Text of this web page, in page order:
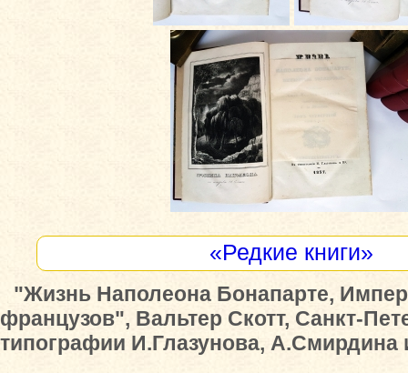
«Редкие книги»
"Жизнь Наполеона Бонапарте,
французов", Вальтер Скотт, Санкт-
типографии И.Глазунова, А.Смирдина